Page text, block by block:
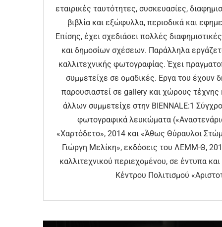
εταιρικές ταυτότητες, συσκευασίες,
βιβλία και εξώφυλλα, περιοδικά και
Επίσης, έχει σχεδιάσει πολλές
και δημοσίων σχέσεων. Παράλληλα
καλλιτεχνικής φωτογραφίας. Έχει
συμμετείχε σε ομαδικές. Εργα του έχουν
παρουσιαστεί σε gallery και χώρους
άλλων συμμετείχε στην BIENNALE:1
φωτογραφικά λευκώματα
«Χαρτόδετο», 2014 και «Άθως Θύραυλοι
Γιώργη Μελίκη», εκδόσεις του ΛΕΜΜ-Θ,
καλλιτεχνικού περιεχομένου, σε έντυπα
Κέντρου Πολιτισμού